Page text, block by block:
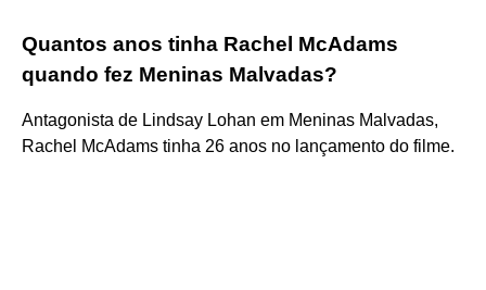
Quantos anos tinha Rachel McAdams
quando fez Meninas Malvadas?
Antagonista de Lindsay Lohan em Meninas Malvadas,
Rachel McAdams tinha 26 anos no lançamento do filme.